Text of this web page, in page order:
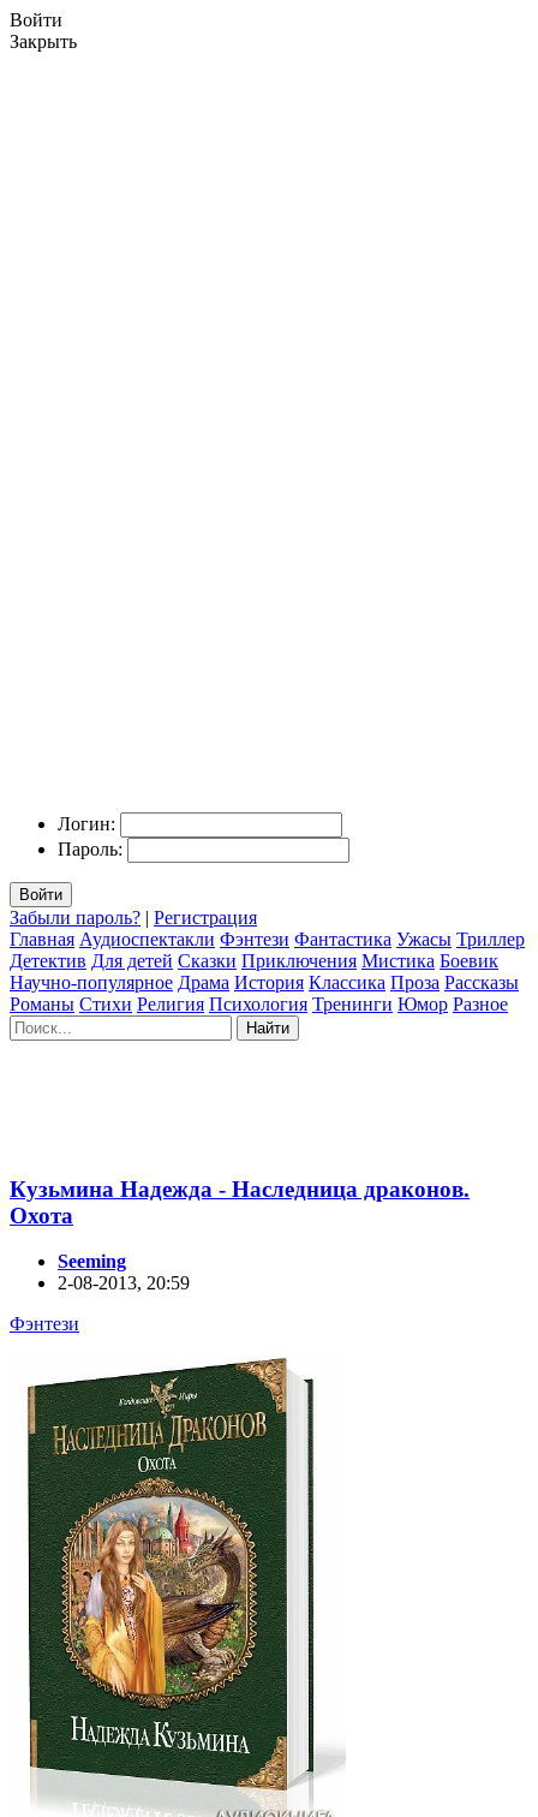
Войти
Закрыть
Логин:
Пароль:
Войти
Забыли пароль? | Регистрация
Главная Аудиоспектакли Фэнтези Фантастика Ужасы Триллер
Детектив Для детей Сказки Приключения Мистика Боевик
Научно-популярное Драма История Классика Проза Рассказы
Романы Стихи Религия Психология Тренинги Юмор Разное
Найти
Кузьмина Надежда - Наследница драконов.
Охота
Seeming
2-08-2013, 20:59
Фэнтези